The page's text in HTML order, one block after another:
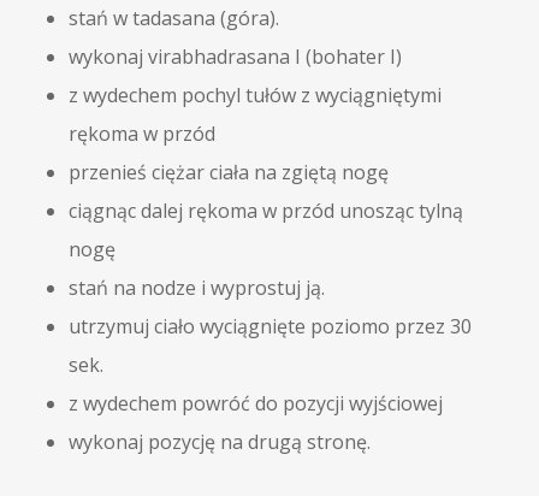
stań w tadasana (góra).
wykonaj virabhadrasana I (bohater I)
z wydechem pochyl tułów z wyciągniętymi
rękoma w przód
przenieś ciężar ciała na zgiętą nogę
ciągnąc dalej rękoma w przód unosząc tylną
nogę
stań na nodze i wyprostuj ją.
utrzymuj ciało wyciągnięte poziomo przez 30
sek.
z wydechem powróć do pozycji wyjściowej
wykonaj pozycję na drugą stronę.